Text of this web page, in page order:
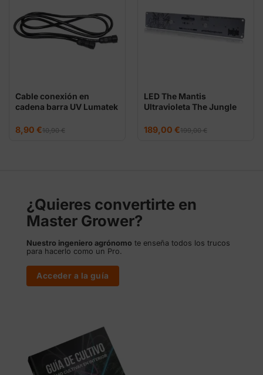
Cable conexión en
cadena barra UV Lumatek
10,90€
El
precio
8,90 €
El
precio
LED The Mantis
Ultravioleta The Jungle
199,00€
El
precio
189,00 €
El
precio
¿Quieres convertirte en
Master Grower?
Nuestro ingeniero agrónomo te enseña todos los trucos
para hacerlo como un Pro.
Acceder a la guía